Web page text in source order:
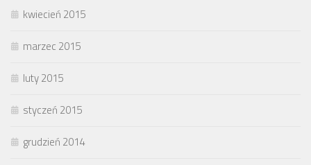
kwiecień 2015
marzec 2015
luty 2015
styczeń 2015
grudzień 2014